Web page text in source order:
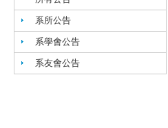
系所公告
系學會公告
系友會公告